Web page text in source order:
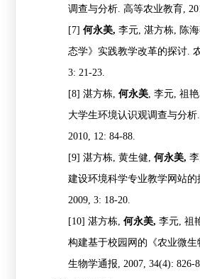
调查与分析. 高等农业教育,
[7] 何永美, 李元, 湛方栋 陈
态学》实践教学改革的探讨.
3: 21-23.
[8] 湛方栋 何永美, 李元, 祖
大学生环境认识观调查与分析.
2010, 12: 84-88.
[9] 湛方栋 黄生健 何永美,
建设环境科学专业教学网站的
2009, 3: 18-20.
[10] 湛方栋 何永美, 李元, 祖
构建基于校园网的《农业微
生物学通报 , 2007, 34(4): 826-